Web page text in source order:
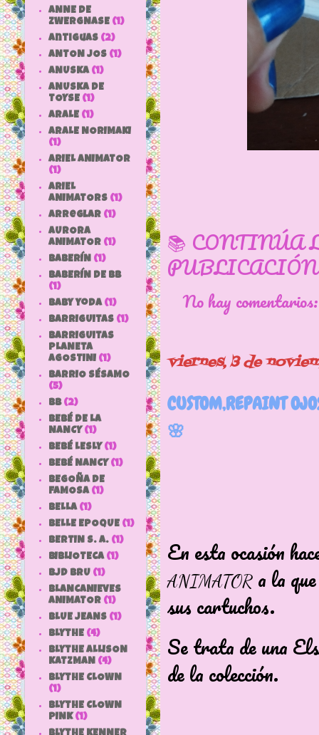
📚 CONTINÚA
No hay
viernes, 3 de
CUSTOM,REPAINT
🌸
En esta ocasión
ANIMATOR a la
sus cartuchos.
Se trata de una
de la colección.
ANNE DE
ZWERGNASE (1)
antiguas (2)
ANTON JOS (1)
ANUSKA (1)
ANUSKA DE
TOYSE (1)
ARALE (1)
ARALE NORIMAKI
(1)
ARIEL ANIMATOR
(1)
ARIEL
ANIMATORS (1)
arreglar (1)
AURORA
ANIMATOR (1)
BABERÍN (1)
BABERÍN DE BB
(1)
baby yoda (1)
BARRIGUITAS (1)
BARRIGUITAS
PLANETA
AGOSTINI (1)
BARRIO SÉSAMO
(5)
bb (2)
BEBÉ DE LA
NANCY (1)
BEBÉ LESLY (1)
BEBÉ NANCY (1)
BEGOÑA DE
FAMOSA (1)
BELLA (1)
BELLE EPOQUE (1)
BERTIN S. A. (1)
BIBLIOTECA (1)
BJD BRU (1)
BLANCANIEVES
ANIMATOR (1)
BLUE JEANS (1)
BLYTHE (4)
BLYTHE ALLISON
KATZMAN (4)
BLYTHE CLOWN
(1)
BLYTHE CLOWN
PINK (1)